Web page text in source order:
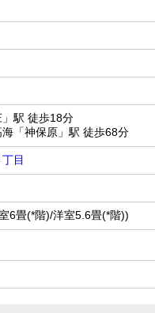
」駅 徒歩18分
「神保原」駅 徒歩68分
目
6畳(*階)/洋室5.6畳(*階))